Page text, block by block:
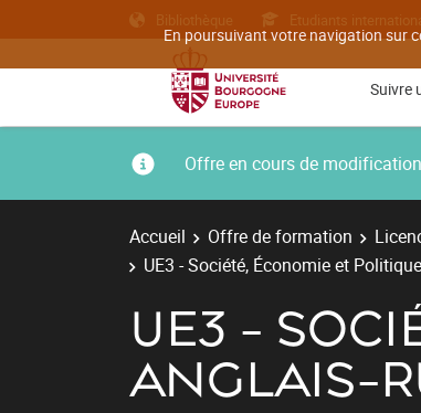
En poursuivant votre navigation sur
Bibliothèque Etudiants
Suivre
Offre en cours de
Accueil Offre de formation
UE3 - Société, Économie et
UE3 -
ANGLAIS-